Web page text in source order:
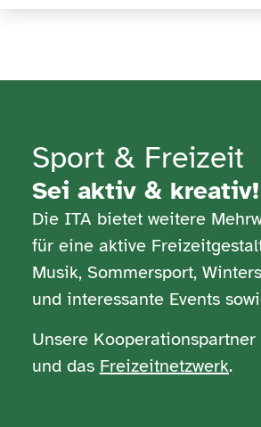
Sport & Freizeit
Sei aktiv & kreativ!
Die ITA bietet weitere
für eine aktive
Musik, Sommersport,
und interessante Events
Unsere Kooperationspartner
und das Freizeitnetzwerk.